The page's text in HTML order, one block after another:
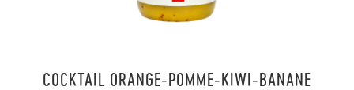
COCKTAIL ORANGE-POMME-KIWI-BANANE